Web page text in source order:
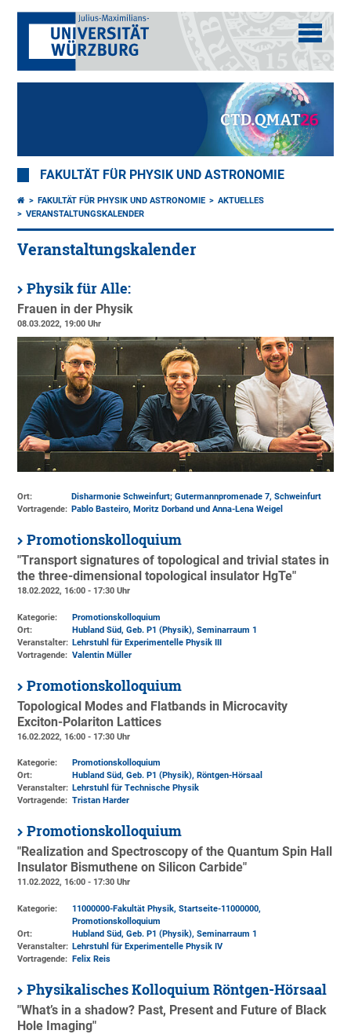
FAKULTÄT FÜR PHYSIK UND ASTRONOMIE
FAKULTÄT FÜR PHYSIK UND ASTRONOMIE
AKTUELLES
VERANSTALTUNGSKALENDER
Veranstaltungskalender
Physik für Alle:
Frauen in der Physik
08.03.2022, 19:00 Uhr
Ort:
Disharmonie Schweinfurt; Gutermannpromenade 7, Schweinfurt
Vortragende: Pablo Basteiro, Moritz Dorband und Anna-Lena Weigel
Promotionskolloquium
"Transport signatures of topological and trivial states in
the three-dimensional topological insulator HgTe"
18.02.2022, 16:00 - 17:30 Uhr
Kategorie:
Promotionskolloquium
Ort:
Hubland Süd, Geb. P1 (Physik), Seminarraum 1
Veranstalter: Lehrstuhl für Experimentelle Physik III
Vortragende: Valentin Müller
Promotionskolloquium
Topological Modes and Flatbands in Microcavity
Exciton-Polariton Lattices
16.02.2022, 16:00 - 17:30 Uhr
Kategorie:
Promotionskolloquium
Ort:
Hubland Süd, Geb. P1 (Physik), Röntgen-Hörsaal
Veranstalter: Lehrstuhl für Technische Physik
Vortragende: Tristan Harder
Promotionskolloquium
"Realization and Spectroscopy of the Quantum Spin Hall
Insulator Bismuthene on Silicon Carbide"
11.02.2022, 16:00 - 17:30 Uhr
Kategorie:
11000000-Fakultät Physik, Startseite-11000000,
Promotionskolloquium
Ort:
Hubland Süd, Geb. P1 (Physik), Seminarraum 1
Veranstalter: Lehrstuhl für Experimentelle Physik IV
Vortragende: Felix Reis
Physikalisches Kolloquium Röntgen-Hörsaal
"What’s in a shadow? Past, Present and Future of Black
Hole Imaging"